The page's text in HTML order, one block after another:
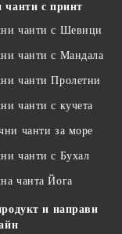
с принт
чанти с Шевици
чанти с Мандала
чанти Пролетни
чанти с кучета
чанти за море
чанти с Бухал
чанта Йога
и направи